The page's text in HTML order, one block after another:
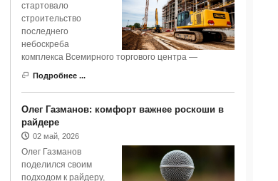
стартовало
строительство
последнего
небоскреба
комплекса Всемирного торгового центра —
Подробнее ...
Олег Газманов: комфорт важнее роскоши в
райдере
02 май, 2026
Олег Газманов
поделился своим
подходом к райдеру,